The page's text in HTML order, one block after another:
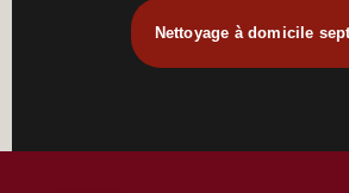
Nettoyage à domicile